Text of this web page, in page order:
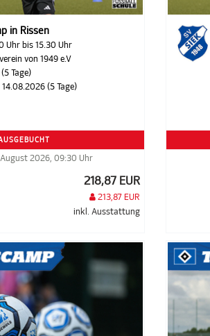
in Rissen
Uhr bis 15.30 Uhr
von 1949 e.V
Tage)
(5 Tage)
2026, 09:30 Uhr
218,87 EUR
213,87 EUR
inkl. Ausstattung